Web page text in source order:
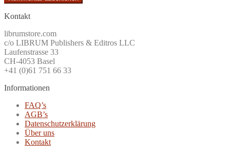
Kontakt
librumstore.com
c/o LIBRUM Publishers & Editros LLC
Laufenstrasse 33
CH-4053 Basel
+41 (0)61 751 66 33
Informationen
FAQ’s
AGB’s
Datenschutzerklärung
Über uns
Kontakt